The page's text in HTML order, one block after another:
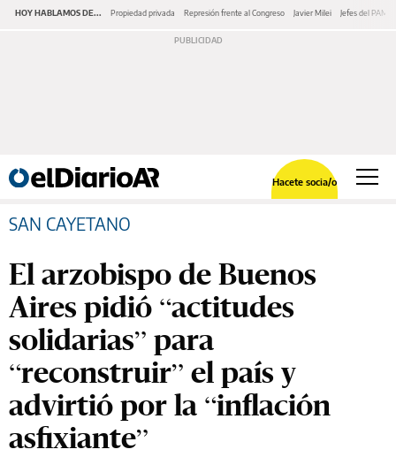
HOY HABLAMOS DE... Propiedad privada Represión frente al Congreso Javier Milei Jefes del PAMI
Hacete socia/o
SAN CAYETANO
El arzobispo de Buenos
Aires pidió “actitudes
solidarias” para
“reconstruir” el país y
advirtió por la “inflación
asfixiante”